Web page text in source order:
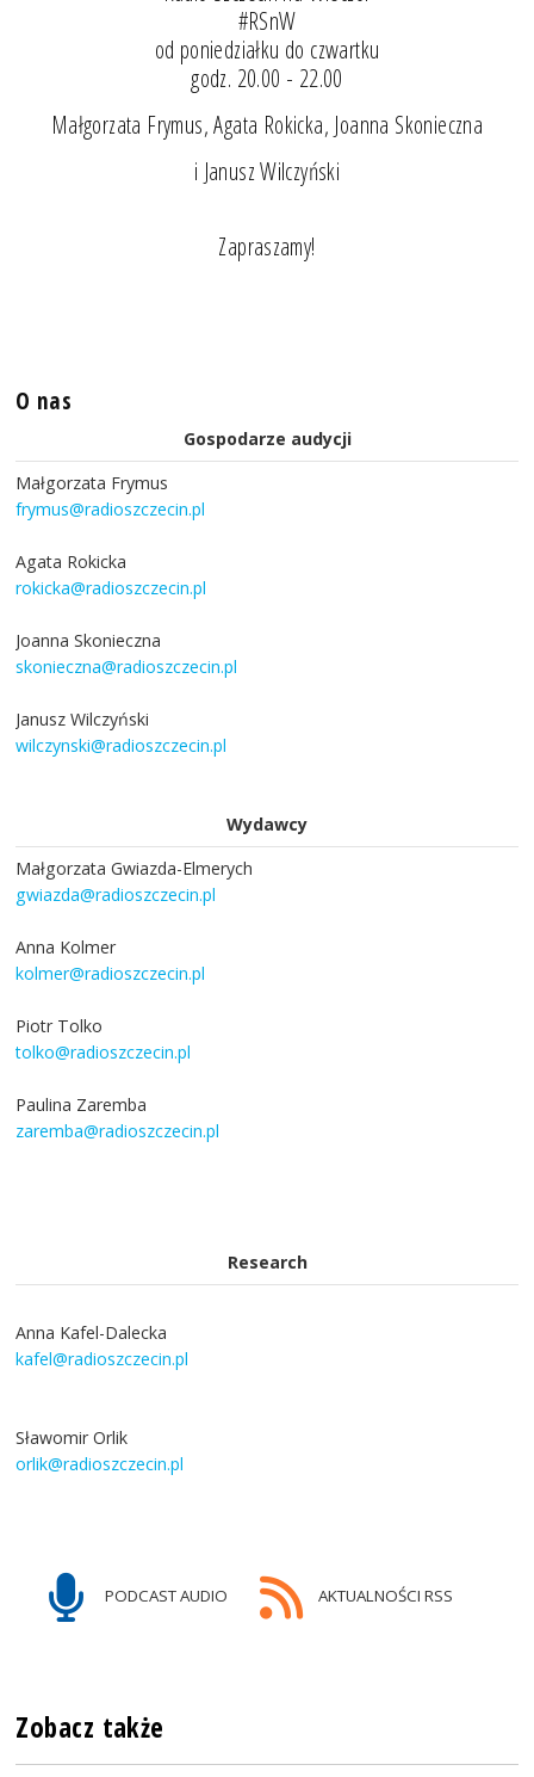
#RSnW
od poniedziałku do czwartku
godz. 20.00 - 22.00
Małgorzata Frymus, Agata Rokicka, Joanna Skonieczna
i Janusz Wilczyński
Zapraszamy!
O nas
Gospodarze audycji
Małgorzata Frymus
frymus@radioszczecin.pl
Agata Rokicka
rokicka@radioszczecin.pl
Joanna Skonieczna
skonieczna@radioszczecin.pl
Janusz Wilczyński
wilczynski@radioszczecin.pl
Wydawcy
Małgorzata Gwiazda-Elmerych
gwiazda@radioszczecin.pl
Anna Kolmer
kolmer@radioszczecin.pl
Piotr Tolko
tolko@radioszczecin.pl
Paulina Zaremba
zaremba@radioszczecin.pl
Research
Anna Kafel-Dalecka
kafel@radioszczecin.pl
Sławomir Orlik
orlik@radioszczecin.pl
PODCAST AUDIO AKTUALNOŚCI RSS
Zobacz także